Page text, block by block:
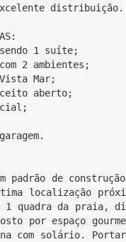
1 suíte;
2 ambientes;
Mar;
aberto;
padrão de
localização
1 quadra da praia,
por espaço
com solário.